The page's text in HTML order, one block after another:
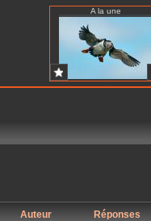
A la une
Auteur Réponses